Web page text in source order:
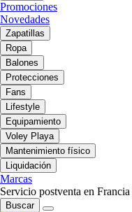
Promociones
Novedades
Zapatillas
Ropa
Balones
Protecciones
Fans
Lifestyle
Equipamiento
Voley Playa
Mantenimiento físico
Liquidación
Marcas
Servicio postventa en Francia
Buscar